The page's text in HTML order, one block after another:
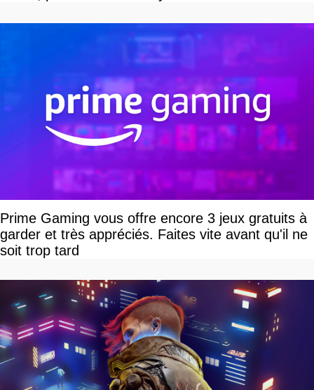
Prime Gaming vous offre encore 3 jeux gratuits à
garder et très appréciés. Faites vite avant qu'il ne
soit trop tard